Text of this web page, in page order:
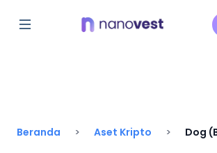
Beranda Aset Kripto Dog